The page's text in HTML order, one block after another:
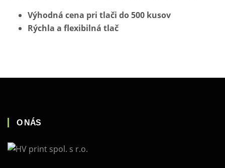
Výhodná cena pri tlači do 500 kusov
Rýchla a flexibilná tlač
O NÁS